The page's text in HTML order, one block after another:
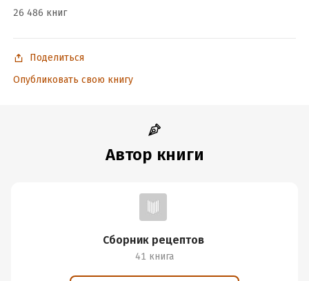
26 486 книг
Поделиться
Опубликовать свою книгу
Автор книги
Сборник рецептов
41 книга